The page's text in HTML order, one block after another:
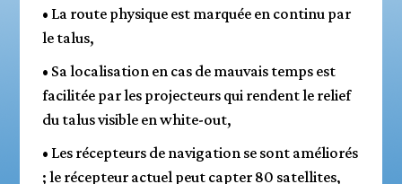
• La route physique est marquée en continu par
le talus,
• Sa localisation en cas de mauvais temps est
facilitée par les projecteurs qui rendent le relief
du talus visible en white-out,
• Les récepteurs de navigation se sont améliorés
; le récepteur actuel peut capter 80 satellites,